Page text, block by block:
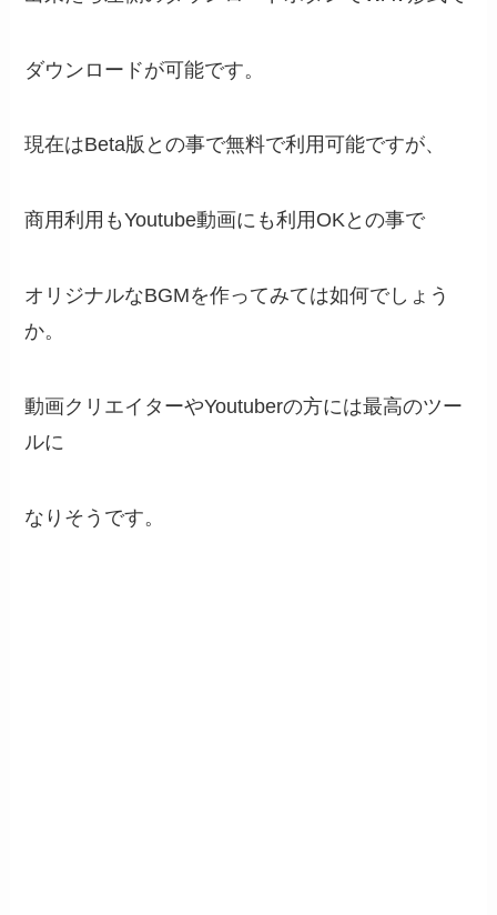
ダウンロードが可能です。
現在はBeta版との事で無料で利用可能ですが、
商用利用もYoutube動画にも利用OKとの事で
オリジナルなBGMを作ってみては如何でしょう
か。
動画クリエイターやYoutuberの方には最高のツー
ルに
なりそうです。